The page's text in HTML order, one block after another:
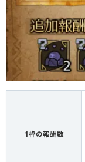
1枠の報酬数